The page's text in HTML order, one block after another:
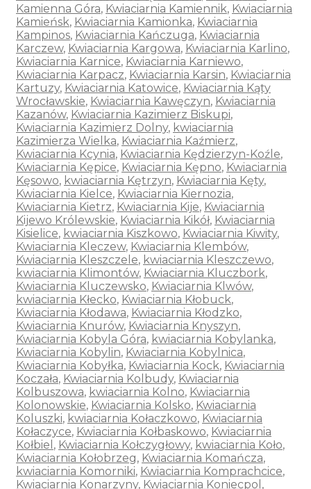
Kamienna Góra, Kwiaciarnia Kamiennik, Kwiaciarnia
Kamieńsk, Kwiaciarnia Kamionka, Kwiaciarnia
Kampinos, Kwiaciarnia Kańczuga, Kwiaciarnia
Karczew, Kwiaciarnia Kargowa, Kwiaciarnia Karlino,
Kwiaciarnia Karnice, Kwiaciarnia Karniewo,
Kwiaciarnia Karpacz, Kwiaciarnia Karsin, Kwiaciarnia
Kartuzy, Kwiaciarnia Katowice, Kwiaciarnia Kąty
Wrocławskie, Kwiaciarnia Kawęczyn, Kwiaciarnia
Kazanów, Kwiaciarnia Kazimierz Biskupi,
Kwiaciarnia Kazimierz Dolny, kwiaciarnia
Kazimierza Wielka, Kwiaciarnia Kaźmierz,
Kwiaciarnia Kcynia, Kwiaciarnia Kędzierzyn-Koźle,
Kwiaciarnia Kępice, Kwiaciarnia Kępno, Kwiaciarnia
Kęsowo, kwiaciarnia Kętrzyn, Kwiaciarnia Kęty,
Kwiaciarnia Kielce, Kwiaciarnia Kiernozia,
Kwiaciarnia Kietrz, Kwiaciarnia Kije, Kwiaciarnia
Kijewo Królewskie, Kwiaciarnia Kikół, Kwiaciarnia
Kisielice, kwiaciarnia Kiszkowo, Kwiaciarnia Kiwity,
Kwiaciarnia Kleczew, Kwiaciarnia Klembów,
Kwiaciarnia Kleszczele, kwiaciarnia Kleszczewo,
kwiaciarnia Klimontów, Kwiaciarnia Kluczbork,
Kwiaciarnia Kluczewsko, Kwiaciarnia Klwów,
kwiaciarnia Kłecko, Kwiaciarnia Kłobuck,
Kwiaciarnia Kłodawa, Kwiaciarnia Kłodzko,
Kwiaciarnia Knurów, Kwiaciarnia Knyszyn,
Kwiaciarnia Kobyla Góra, kwiaciarnia Kobylanka,
Kwiaciarnia Kobylin, Kwiaciarnia Kobylnica,
Kwiaciarnia Kobyłka, Kwiaciarnia Kock, Kwiaciarnia
Koczała, Kwiaciarnia Kolbudy, Kwiaciarnia
Kolbuszowa, kwiaciarnia Kolno, Kwiaciarnia
Kolonowskie, Kwiaciarnia Kolsko, Kwiaciarnia
Koluszki, kwiaciarnia Kołaczkowo, Kwiaciarnia
Kołaczyce, Kwiaciarnia Kołbaskowo, Kwiaciarnia
Kołbiel , Kwiaciarnia Kołczygłowy, kwiaciarnia Koło,
Kwiaciarnia Kołobrzeg, Kwiaciarnia Komańcza,
kwiaciarnia Komorniki, Kwiaciarnia Komprachcice,
Kwiaciarnia Konarzyny, Kwiaciarnia Koniecpol ,